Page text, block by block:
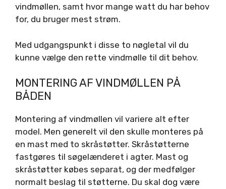
vindmøllen, samt hvor mange watt du har behov
for, du bruger mest strøm.
Med udgangspunkt i disse to nøgletal vil du
kunne vælge den rette vindmølle til dit behov.
MONTERING AF VINDMØLLEN PÅ
BÅDEN
Montering af vindmøllen vil variere alt efter
model. Men generelt vil den skulle monteres på
en mast med to skråstøtter. Skråstøtterne
fastgøres til søgelænderet i agter. Mast og
skråstøtter købes separat, og der medfølger
normalt beslag til støtterne. Du skal dog være